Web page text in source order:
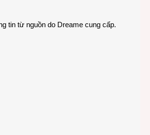
tin từ nguồn do Dreame cung cấp.